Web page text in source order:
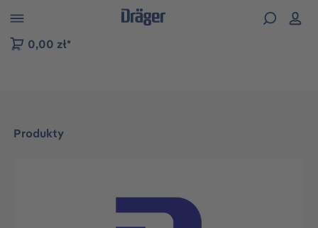
do nawigacji na platformie B2B
0,00 zł*
Produkty
Pomiń galerię zdjęć